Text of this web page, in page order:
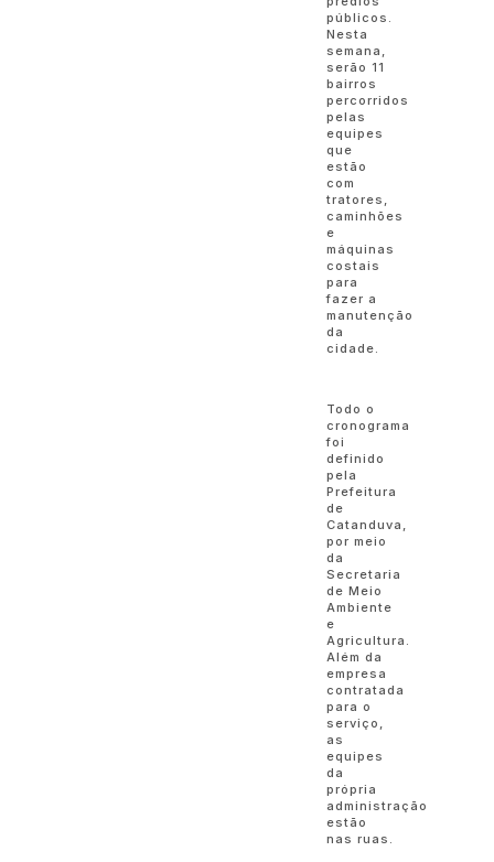
públicos.
Nesta
semana,
serão 11
bairros
percorridos
pelas
equipes
que
estão
com
tratores,
caminhões
e
máquinas
costais
para
fazer a
manutenção
da
cidade.
Todo o
cronograma
foi
definido
pela
Prefeitura
de
Catanduva,
por meio
da
Secretaria
de Meio
Ambiente
e
Agricultura.
Além da
empresa
contratada
para o
serviço,
as
equipes
da
própria
administração
estão
nas ruas.